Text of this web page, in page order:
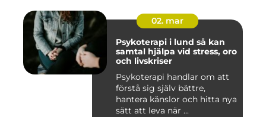
02. mar
Psykoterapi i lund så kan
samtal hjälpa vid stress, oro
och livskriser
Psykoterapi handlar om att
förstå sig själv bättre,
hantera känslor och hitta nya
sätt att leva när ...